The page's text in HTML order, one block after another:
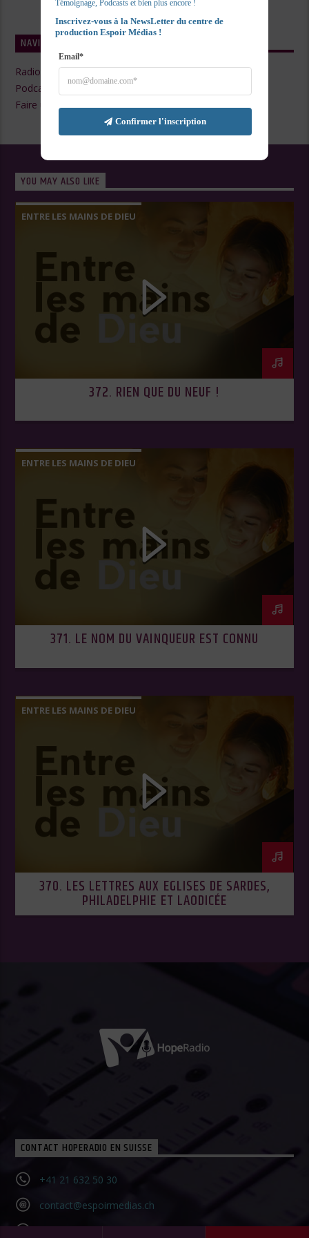
NAVIGATE
Radio Live
Podcasts
Faire un Don
YOU MAY ALSO LIKE
ENTRE LES MAINS DE DIEU
372. RIEN QUE DU NEUF !
ENTRE LES MAINS DE DIEU
371. LE NOM DU VAINQUEUR EST CONNU
ENTRE LES MAINS DE DIEU
370. LES LETTRES AUX EGLISES DE SARDES,
PHILADELPHIE ET LAODICÉE
CONTACT HOPERADIO EN SUISSE
+41 21 632 50 30‬
contact@espoirmedias.ch
Contact Form
Témoignage, Podcasts et bien plus encore !
Inscrivez-vous à la NewsLetter du centre de
production Espoir Médias !
Email*
Confirmer l'inscription